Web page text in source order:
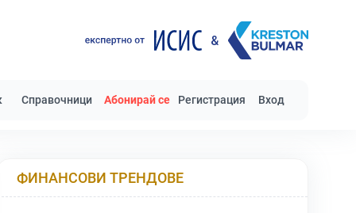
Справочници Абонирай се Регистрация Вход
ФИНАНСОВИ ТРЕНДОВЕ